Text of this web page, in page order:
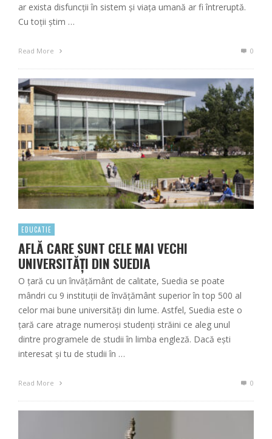
ar exista disfuncții în sistem și viața umană ar fi întreruptă.
Cu toții știm …
Read More 0
EDUCATIE
AFLĂ CARE SUNT CELE MAI VECHI
UNIVERSITĂȚI DIN SUEDIA
O țară cu un învățământ de calitate, Suedia se poate
mândri cu 9 instituții de învățământ superior în top 500 al
celor mai bune universități din lume. Astfel, Suedia este o
țară care atrage numeroși studenți străini ce aleg unul
dintre programele de studii în limba engleză. Dacă ești
interesat și tu de studii în …
Read More 0